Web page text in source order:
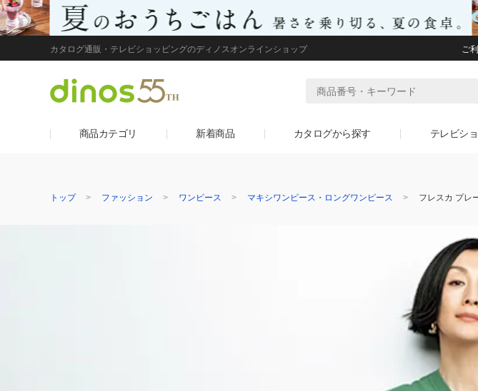
カタログ通販・テレビショッピングのディノスオンラインショップ ご
商品カテゴリ 新着商品 カタログから探す テレビシ
トップ ファッション ワンピース マキシワンピース・ロングワンピース フレスカ プレ